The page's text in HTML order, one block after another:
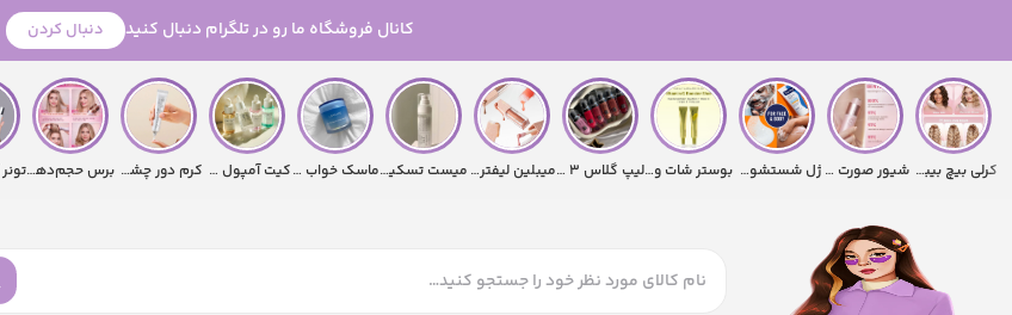
کانال فروشگاه ما رو در تلگرام دنبال کنید دنبال کردن
کرلی بیچ بیبی شیگلم ۲۵mm شیور صورت و بدن ۲ کاره شیگلم ژل شستشوی ضدجوش پنوکسیل بوستر شات ویتامین C آرنسیا لیپ گلاس ۳ بعدی کیکو میبلین لیفتر گلاس میست تسکین‌دهنده دکتر آلثیا 345 ماسک خواب آبرسان لانیژ کیت آمپول سنتلا ماداگاسکار اسکین1004 کرم دور چشم مری‌می؛ خداحافظ سیاهی دور چشم! برس حجم‌دهنده هوای گرم شیگلم